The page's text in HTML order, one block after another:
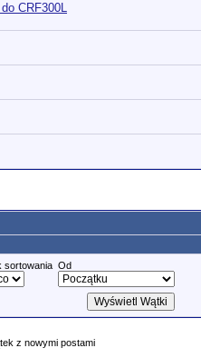
CRF300L
sortowania Od
z nowymi postami